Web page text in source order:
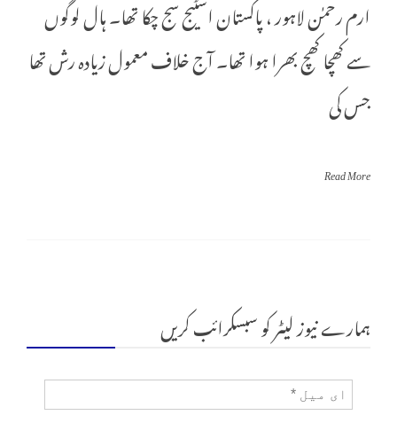
ارم رحمٰن لاہور ، پاکستان اسٹیج سج چکا تھا۔ ہال لوگوں
سے کھچا کھچ بھرا ہوا تھا۔ آج خلاف معمول زیادہ رش تھا
جس کی
Read More
ہمارے نیوز لیٹر کو سبسکرائب کریں